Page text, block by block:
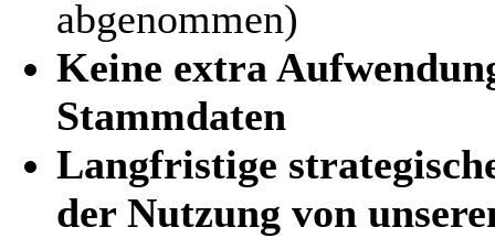
abgenommen)
Keine extra
Stammdaten
Langfristige
der Nutzung von